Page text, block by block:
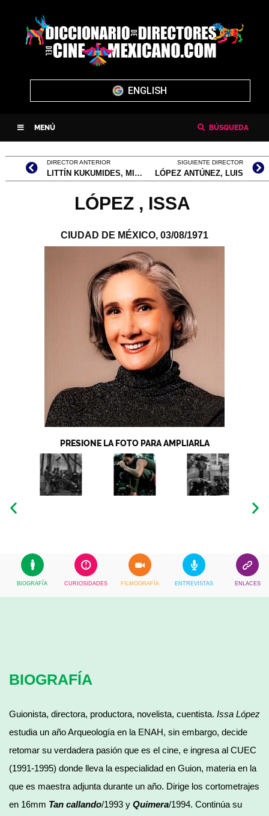
ENGLISH
MENÚ BÚSQUEDA
DIRECTOR ANTERIOR
LITTÍN KUKUMIDES, MIGUEL
SIGUIENTE DIRECTOR
LÓPEZ ANTÚNEZ, LUIS
LÓPEZ , ISSA
CIUDAD DE MÉXICO, 03/08/1971
PRESIONE LA FOTO PARA AMPLIARLA
BIOGRAFÍA CURIOSIDADES FILMOGRAFÍA ENTREVISTAS ENLACES
BIOGRAFÍA
Guionista, directora, productora, novelista, cuentista. Issa López
estudia un año Arqueología en la ENAH, sin embargo, decide
retomar su verdadera pasión que es el cine, e ingresa al CUEC
(1991-1995) donde lleva la especialidad en Guion, materia en la
que es maestra adjunta durante un año. Dirige los cortometrajes
en 16mm Tan callando/1993 y Quimera/1994. Continúa su